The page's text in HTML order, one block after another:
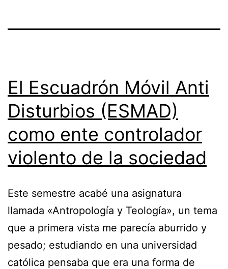
El Escuadrón Móvil Anti
Disturbios (ESMAD)
como ente controlador
violento de la sociedad
Este semestre acabé una asignatura
llamada «Antropología y Teología», un tema
que a primera vista me parecía aburrido y
pesado; estudiando en una universidad
católica pensaba que era una forma de